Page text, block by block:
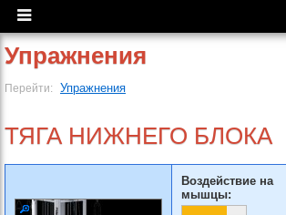
Упражнения
Перейти: Упражнения
ТЯГА НИЖНЕГО БЛОКА
Воздействие на
мышцы: